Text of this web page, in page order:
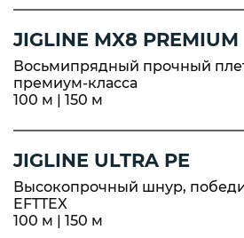
JIGLINE MX8 PREMIUM
Восьмипрядный прочный
премиум-класса
100 м | 150 м
JIGLINE ULTRA PE
Высокопрочный шнур,
EFTTEX
100 м | 150 м